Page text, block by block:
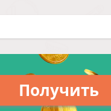
Получить